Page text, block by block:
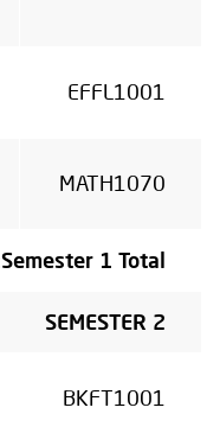
EFFL1001
MATH1070
Semester 1 Total:
SEMESTER 2
BKFT1001